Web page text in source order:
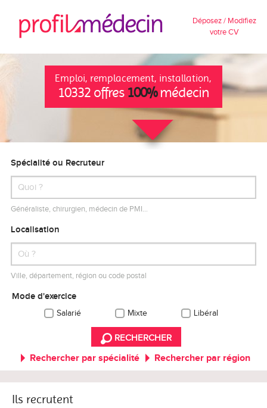
Déposez / Modifiez
votre CV
Emploi, remplacement, installation,
10332 offres 100%médecin
Spécialité ou Recruteur
Généraliste, chirurgien, médecin de PMI…
Localisation
Ville, département, région ou code postal
Mode d'exercice
Salarié Mixte Libéral
RECHERCHER
Rechercher par spécialité Rechercher par région
Ils recrutent